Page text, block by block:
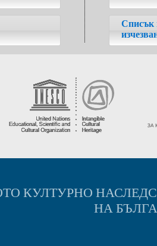
Списък
КУЛТУРНО
НА